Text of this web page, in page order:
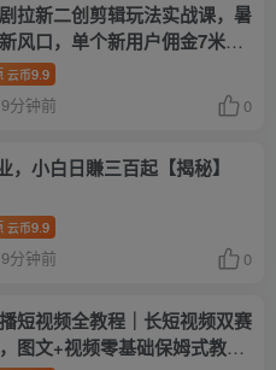
拉新二创剪辑玩法实战课，暑
风口，单个新用户佣金7米，
(更新0808)
云币9.9
分钟前 0
，小白日賺三百起【揭秘】
云币9.9
分钟前 0
短视频全教程｜长短视频双赛
图文+视频零基础保姆式教